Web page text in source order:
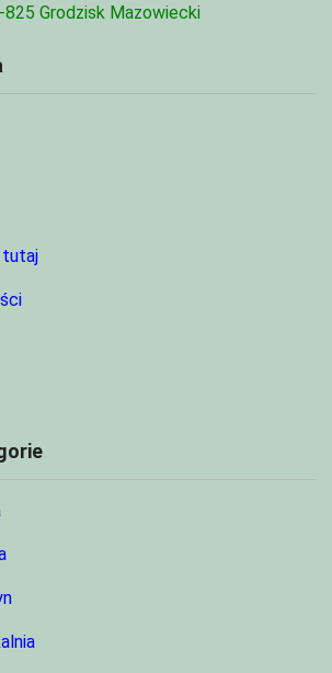
Grodzisk Mazowiecki
tutaj